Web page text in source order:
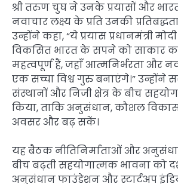
श्री तरुण चुघ ने उनके प्रयासों और
नवाचार लक्ष्य के प्रति उनकी
उन्होंने कहा, “ये प्रयास प्रधानमंत्री
विकसित भारत के सपने को साकार
महत्वपूर्ण हैं, जहाँ आत्मनिर्भरता और
एक सच्चा विश्व गुरु बनाएंगे।” उन्होंने
संस्थानों और निजी क्षेत्र के बीच
किया, ताकि अनुसंधान, कौशल
अवसर और बढ़ सकें।
यह बैठक नीतिनिर्माताओं और
बीच बढ़ती सहयोगात्मक भावना को
अनुसंधान फाउंडेशन और स्टार्टअप